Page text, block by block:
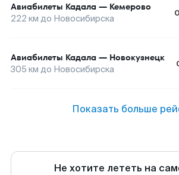
Авиабилеты Кадала — Кемерово
222 км до Новосибирска
Авиабилеты Кадала — Новокузнецк
305 км до Новосибирска
Показать больше
Не хотите лететь на